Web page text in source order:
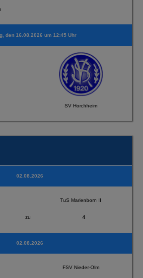
den 16.08.2026 um 12:45 Uhr
SV Horchheim
02.08.2026
TuS Marienborn II
zu 4
02.08.2026
FSV Nieder-Olm